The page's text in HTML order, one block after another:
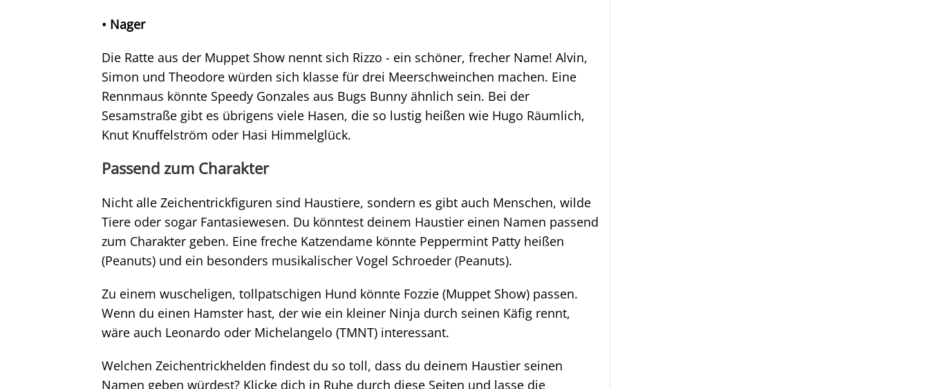
• Nager
Die Ratte aus der Muppet Show nennt sich Rizzo - ein schöner, frecher Name! Alvin,
Simon und Theodore würden sich klasse für drei Meerschweinchen machen. Eine
Rennmaus könnte Speedy Gonzales aus Bugs Bunny ähnlich sein. Bei der
Sesamstraße gibt es übrigens viele Hasen, die so lustig heißen wie Hugo Räumlich,
Knut Knuffelström oder Hasi Himmelglück.
Passend zum Charakter
Nicht alle Zeichentrickfiguren sind Haustiere, sondern es gibt auch Menschen, wilde
Tiere oder sogar Fantasiewesen. Du könntest deinem Haustier einen Namen passend
zum Charakter geben. Eine freche Katzendame könnte Peppermint Patty heißen
(Peanuts) und ein besonders musikalischer Vogel Schroeder (Peanuts).
Zu einem wuscheligen, tollpatschigen Hund könnte Fozzie (Muppet Show) passen.
Wenn du einen Hamster hast, der wie ein kleiner Ninja durch seinen Käfig rennt,
wäre auch Leonardo oder Michelangelo (TMNT) interessant.
Welchen Zeichentrickhelden findest du so toll, dass du deinem Haustier seinen
Namen geben würdest? Klicke dich in Ruhe durch diese Seiten und lasse die